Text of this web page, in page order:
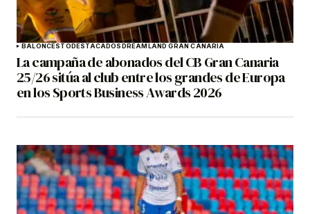
BALONCESTODESTACADOSDREAMLAND GRAN CANARIA
La campaña de abonados del CB Gran Canaria
25/26 sitúa al club entre los grandes de Europa
en los Sports Business Awards 2026